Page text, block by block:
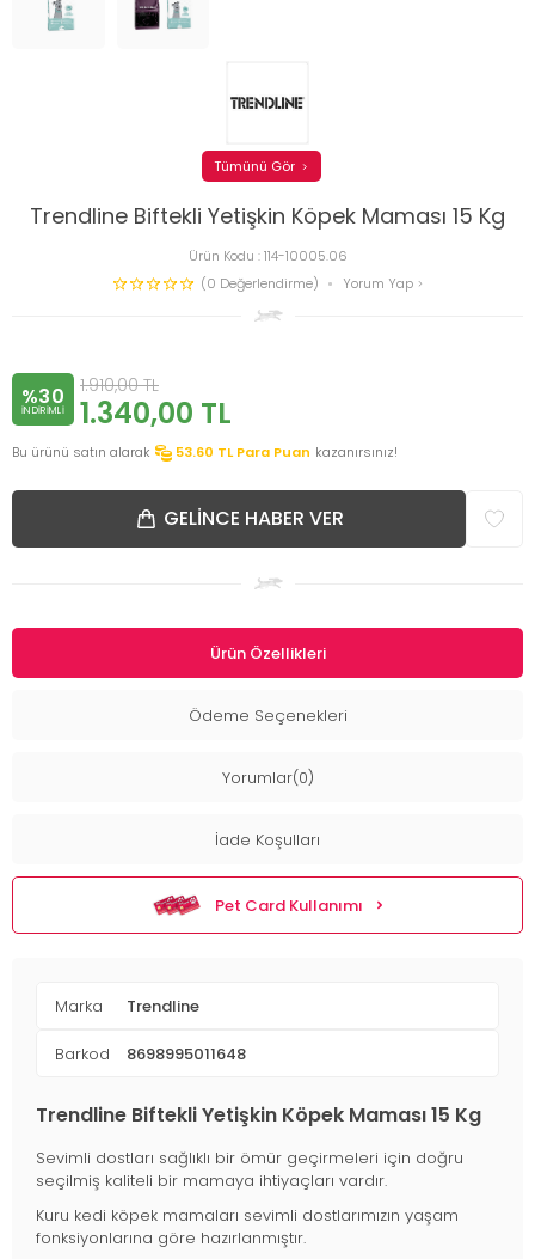
Trendline Biftekli Yetişkin Köpek Maması 15 Kg
Ürün Kodu :114-10005.06
(0 Değerlendirme)
Yorum Yap
Tümünü Gör
%30
INDIRIMLI
1.910,00TL
1.340,00 TL
Bu ürünü satın alarak 53.60 TL Para Puan kazanırsınız!
GELINCE HABER VER
Ürün Özellikleri
Ödeme Seçenekleri
Yorumlar(0)
İade Koşulları
Pet Card Kullanımı
Marka Trendline
Barkod 8698995011648
Trendline Biftekli Yetişkin Köpek Maması 15 Kg
Sevimli dostları sağlıklı bir ömür geçirmeleri için doğru
seçilmiş kaliteli bir mamaya ihtiyaçları vardır.
Kuru kedi köpek mamaları sevimli dostlarımızın yaşam
fonksiyonlarına göre hazırlanmıştır.